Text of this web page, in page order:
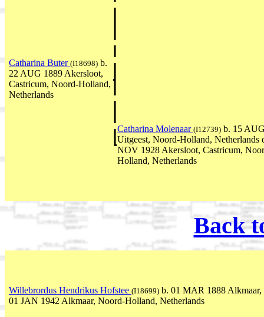
Catharina Buter (I18698) b.
22 AUG 1889 Akersloot,
Castricum, Noord-Holland,
Netherlands
Catharina Molenaar (I12739) b. 15
Uitgeest, Noord-Holland, Netherlands
NOV 1928 Akersloot, Castricum,
Holland, Netherlands
Back
Willebrordus Hendrikus Hofstee (I18699) b. 01 MAR 1888
01 JAN 1942 Alkmaar, Noord-Holland, Netherlands